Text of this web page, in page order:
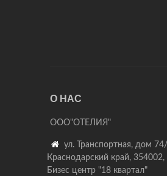
О НАС
ООО"ОТЕЛИЯ"
 ул. Транспортная, дом
Краснодарский край, 354002,
Бизес центр "18 квартал"